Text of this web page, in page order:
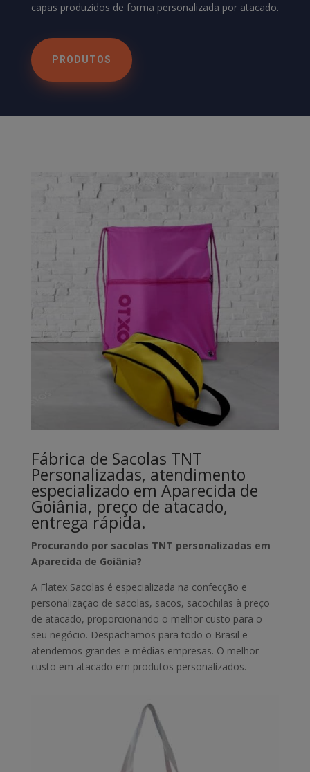
capas produzidos de forma personalizada por atacado.
PRODUTOS
Fábrica de Sacolas TNT
Personalizadas, atendimento
especializado em Aparecida de
Goiânia, preço de atacado,
entrega rápida.
Procurando por sacolas TNT personalizadas em
Aparecida de Goiânia?
A Flatex Sacolas é especializada na confecção e
personalização de sacolas, sacos, sacochilas à preço
de atacado, proporcionando o melhor custo para o
seu negócio. Despachamos para todo o Brasil e
atendemos grandes e médias empresas. O melhor
custo em atacado em produtos personalizados.